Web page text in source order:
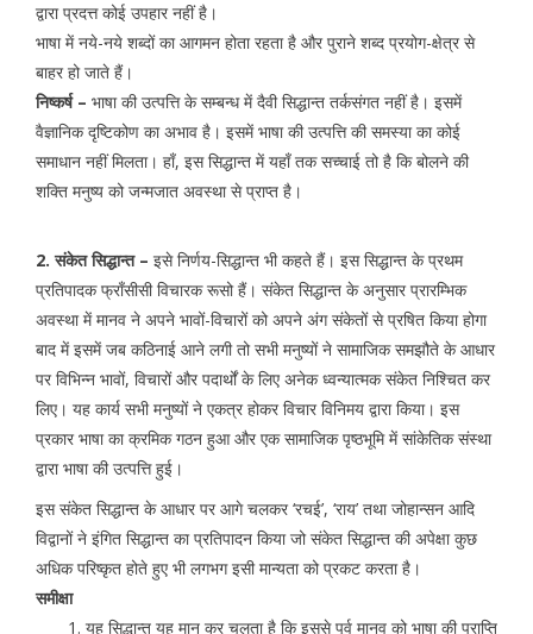
द्वारा प्रदत्त कोई उपहार नहीं है।
भाषा में नये-नये शब्दों का आगमन होता रहता है और पुराने शब्द प्रयोग-क्षेत्र से
बाहर हो जाते हैं।
निष्कर्ष – भाषा की उत्पत्ति के सम्बन्ध में दैवी सिद्धान्त तर्कसंगत नहीं है। इसमें
वैज्ञानिक दृष्टिकोण का अभाव है। इसमें भाषा की उत्पत्ति की समस्या का कोई
समाधान नहीं मिलता। हाँ, इस सिद्धान्त में यहाँ तक सच्चाई तो है कि बोलने की
शक्ति मनुष्य को जन्मजात अवस्था से प्राप्त है।
2. संकेत सिद्धान्त – इसे निर्णय-सिद्धान्त भी कहते हैं। इस सिद्धान्त के प्रथम
प्रतिपादक फ्राँसीसी विचारक रूसो हैं। संकेत सिद्धान्त के अनुसार प्रारम्भिक
अवस्था में मानव ने अपने भावों-विचारों को अपने अंग संकेतों से प्रषित किया होगा
बाद में इसमें जब कठिनाई आने लगी तो सभी मनुष्यों ने सामाजिक समझौते के आधार
पर विभिन्न भावों, विचारों और पदार्थों के लिए अनेक ध्वन्यात्मक संकेत निश्चित कर
लिए। यह कार्य सभी मनुष्यों ने एकत्र होकर विचार विनिमय द्वारा किया। इस
प्रकार भाषा का क्रमिक गठन हुआ और एक सामाजिक पृष्ठभूमि में सांकेतिक संस्था
द्वारा भाषा की उत्पत्ति हुई।
इस संकेत सिद्धान्त के आधार पर आगे चलकर ‘रचई’, ‘राय’ तथा जोहान्सन आदि
विद्वानों ने इंगित सिद्धान्त का प्रतिपादन किया जो संकेत सिद्धान्त की अपेक्षा कुछ
अधिक परिष्कृत होते हुए भी लगभग इसी मान्यता को प्रकट करता है।
समीक्षा
यह सिद्धान्त यह मान कर चलता है कि इससे पूर्व मानव को भाषा की प्राप्ति